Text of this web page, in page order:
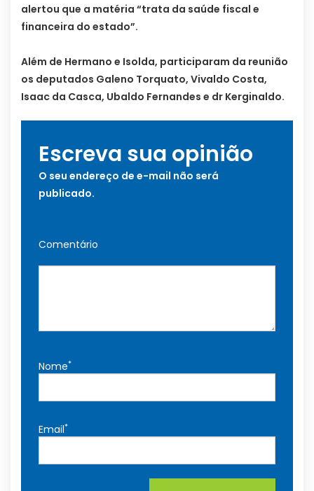
alertou que a matéria “trata da saúde fiscal e
financeira do estado”.
Além de Hermano e Isolda, participaram da reunião
os deputados Galeno Torquato, Vivaldo Costa,
Isaac da Casca, Ubaldo Fernandes e dr Kerginaldo.
Escreva sua opinião
O seu endereço de e-mail não será
publicado.
Comentário
Nome*
Email*